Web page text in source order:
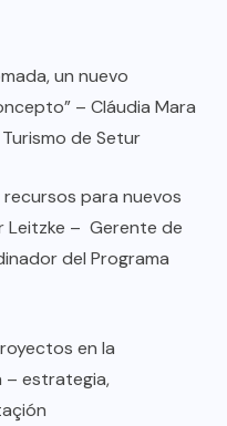
un nuevo
– Cláudia Mara
de Setur
para nuevos
Leitzke – Gerente de
del Programa
en la
– estrategia,